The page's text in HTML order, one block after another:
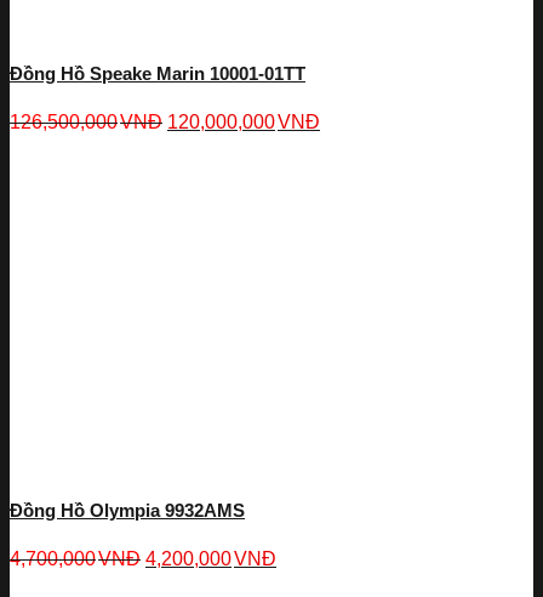
Đồng Hồ Speake Marin 10001-01TT
126,500,000VNĐ 120,000,000VNĐ
Đồng Hồ Olympia 9932AMS
4,700,000VNĐ 4,200,000VNĐ